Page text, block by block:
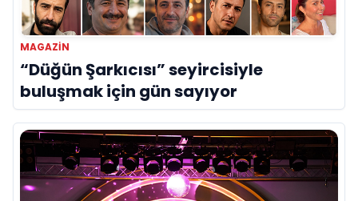
MAGAZIN
“Düğün Şarkıcısı” seyircisiyle
buluşmak için gün sayıyor